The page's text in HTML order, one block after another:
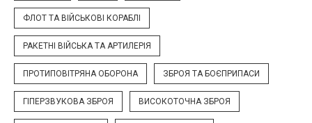
ФЛОТ ТА ВІЙСЬКОВІ КОРАБЛІ
РАКЕТНІ ВІЙСЬКА ТА АРТИЛЕРІЯ
ПРОТИПОВІТРЯНА ОБОРОНА ЗБРОЯ ТА БОЄПРИПАСИ
ГІПЕРЗВУКОВА ЗБРОЯ ВИСОКОТОЧНА ЗБРОЯ